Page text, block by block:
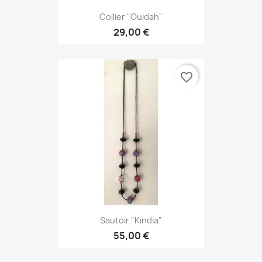
Collier "Ouidah"
29,00 €
Sautoir "Kindia"
55,00 €
favorite_border